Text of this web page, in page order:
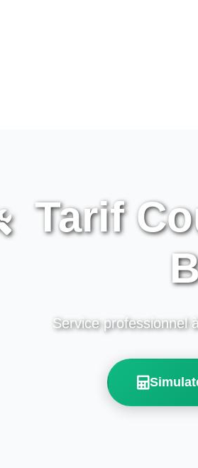
Tarif
Service professionnel